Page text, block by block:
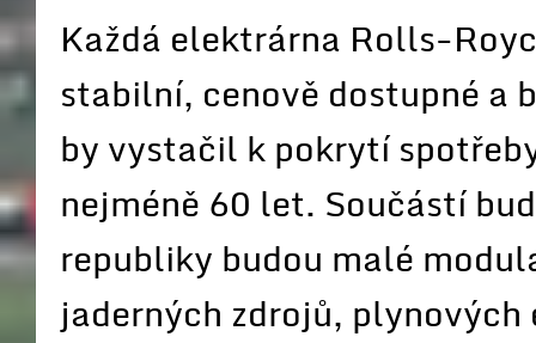
Každá elektrárna Rolls-
stabilní, cenově dostupné a
by vystačil k pokrytí
nejméně 60 let. Součástí
republiky budou malé
jaderných zdrojů,